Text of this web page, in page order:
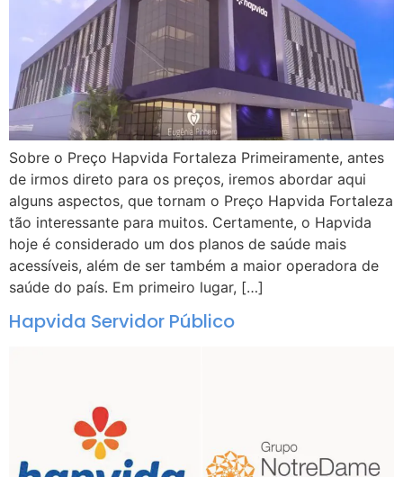
Sobre o Preço Hapvida Fortaleza Primeiramente, antes
de irmos direto para os preços, iremos abordar aqui
alguns aspectos, que tornam o Preço Hapvida Fortaleza
tão interessante para muitos. Certamente, o Hapvida
hoje é considerado um dos planos de saúde mais
acessíveis, além de ser também a maior operadora de
saúde do país. Em primeiro lugar, […]
Hapvida Servidor Público